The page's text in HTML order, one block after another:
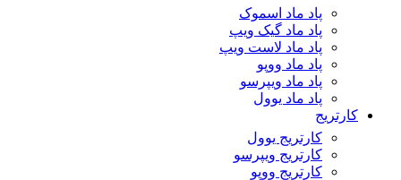
پاد ماد اسموک
پاد ماد گیک ویپ
پاد ماد لاست ویپ
پاد ماد ووپو
پاد ماد ویپرسو
پاد ماد یوول
کارتریج
کارتریج یوول
کارتریج ویپرسو
کارتریج ووپو